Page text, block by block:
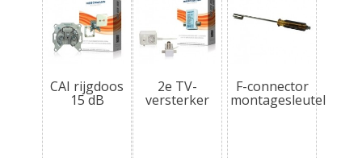
CAI rijgdoos
15 dB
2e TV-
versterker
F-connector
montagesleutel